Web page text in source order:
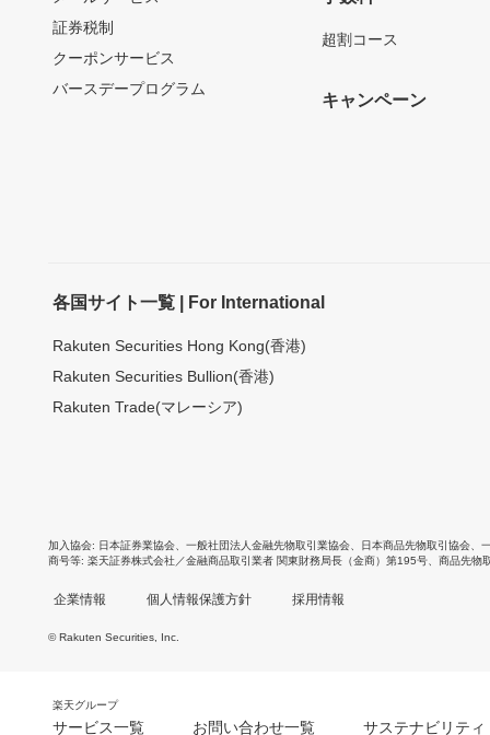
証券税制
クーポンサービス
バースデープログラム
超割コース
キャンペーン
各国サイト一覧 | For International
Rakuten Securities Hong Kong(香港)
Rakuten Securities Bullion(香港)
Rakuten Trade(マレーシア)
加入協会 日本証券業協会 一般社団法人金融先物取引業協会 日本商品先物取引協会
商号等 楽天証券株式会社／金融商品取引業者 関東財務局長（金商）第195号、商品先物
企業情報 個人情報保護方針 採用情報
© Rakuten Securities, Inc.
楽天グループ
サービス一覧 お問い合わせ一覧 サステナビリティ